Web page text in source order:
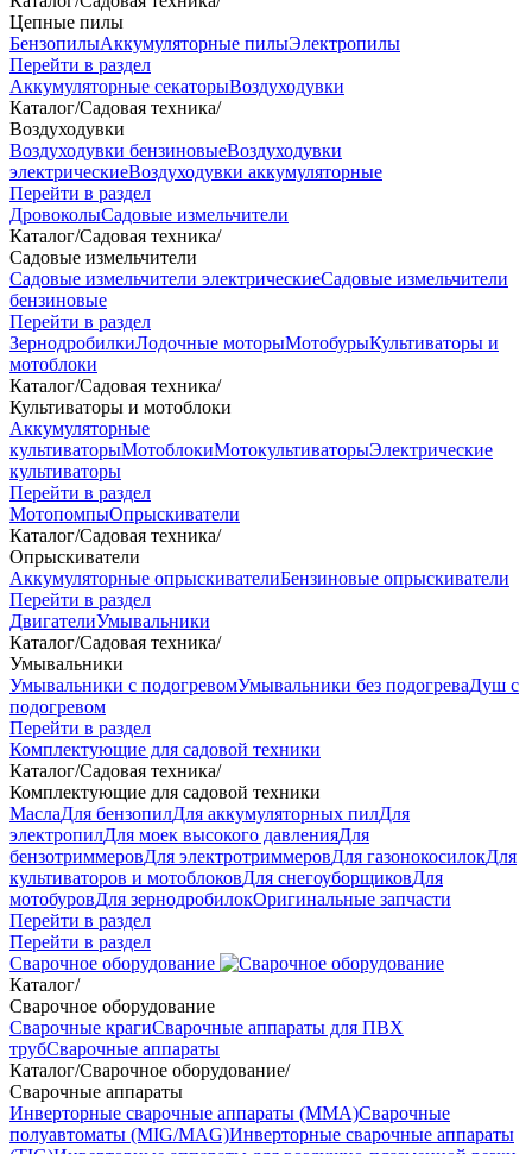
Цепные пилы
БензопилыАккумуляторные пилыЭлектропилы
Перейти в раздел
Аккумуляторные секаторыВоздуходувки
Каталог/Садовая техника/
Воздуходувки
Воздуходувки бензиновыеВоздуходувки
электрическиеВоздуходувки аккумуляторные
Перейти в раздел
ДровоколыСадовые измельчители
Каталог/Садовая техника/
Садовые измельчители
Садовые измельчители электрическиеСадовые измельчители
бензиновые
Перейти в раздел
ЗернодробилкиЛодочные моторыМотобурыКультиваторы и
мотоблоки
Каталог/Садовая техника/
Культиваторы и мотоблоки
Аккумуляторные
культиваторыМотоблокиМотокультиваторыЭлектрические
культиваторы
Перейти в раздел
МотопомпыОпрыскиватели
Каталог/Садовая техника/
Опрыскиватели
Аккумуляторные опрыскивателиБензиновые опрыскиватели
Перейти в раздел
ДвигателиУмывальники
Каталог/Садовая техника/
Умывальники
Умывальники с подогревомУмывальники без подогреваДуш с
подогревом
Перейти в раздел
Комплектующие для садовой техники
Каталог/Садовая техника/
Комплектующие для садовой техники
МаслаДля бензопилДля аккумуляторных пилДля
электропилДля моек высокого давленияДля
бензотриммеровДля электротриммеровДля газонокосилокДля
культиваторов и мотоблоковДля снегоуборщиковДля
мотобуровДля зернодробилокОригинальные запчасти
Перейти в раздел
Перейти в раздел
Сварочное оборудование
Каталог/
Сварочное оборудование
Сварочные крагиСварочные аппараты для ПВХ
трубСварочные аппараты
Каталог/Сварочное оборудование/
Сварочные аппараты
Инверторные сварочные аппараты (ММА)Сварочные
полуавтоматы (MIG/MAG)Инверторные сварочные аппараты